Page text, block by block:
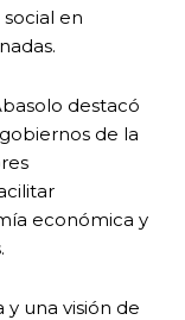
en
destacó
de la
económica y
una visión de